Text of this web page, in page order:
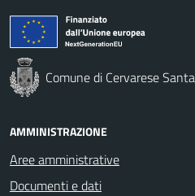
Comune di Cervarese
AMMINISTRAZIONE
Aree amministrative
Documenti e dati